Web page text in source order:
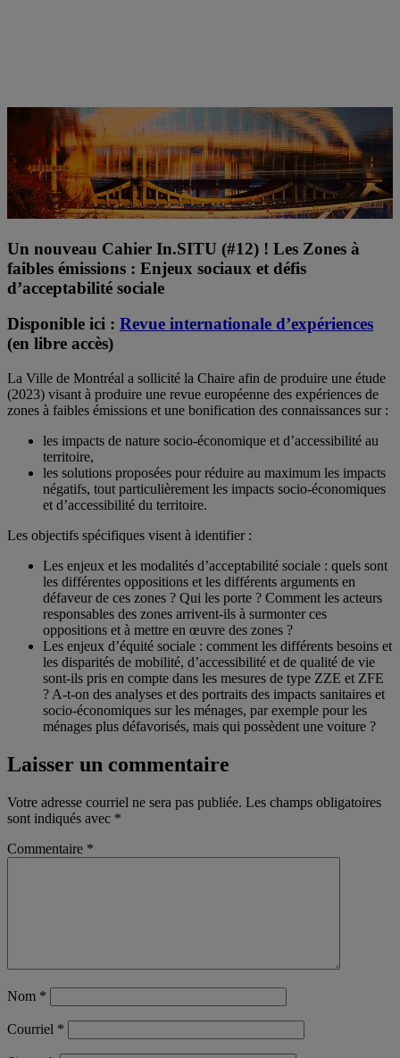
Un nouveau Cahier In.SITU (#12) ! Les Zones à
faibles émissions : Enjeux sociaux et défis
d’acceptabilité sociale
Disponible ici : Revue internationale d’expériences
(en libre accès)
La Ville de Montréal a sollicité la Chaire afin de produire une étude
(2023) visant à produire une revue européenne des expériences de
zones à faibles émissions et une bonification des connaissances sur :
les impacts de nature socio-économique et d’accessibilité au
territoire,
les solutions proposées pour réduire au maximum les impacts
négatifs, tout particulièrement les impacts socio-économiques
et d’accessibilité du territoire.
Les objectifs spécifiques visent à identifier :
Les enjeux et les modalités d’acceptabilité sociale : quels sont
les différentes oppositions et les différents arguments en
défaveur de ces zones ? Qui les porte ? Comment les acteurs
responsables des zones arrivent-ils à surmonter ces
oppositions et à mettre en œuvre des zones ?
Les enjeux d’équité sociale : comment les différents besoins et
les disparités de mobilité, d’accessibilité et de qualité de vie
sont-ils pris en compte dans les mesures de type ZZE et ZFE
? A-t-on des analyses et des portraits des impacts sanitaires et
socio-économiques sur les ménages, par exemple pour les
ménages plus défavorisés, mais qui possèdent une voiture ?
Laisser un commentaire
Votre adresse courriel ne sera pas publiée. Les champs obligatoires
sont indiqués avec *
Commentaire *
Nom *
Courriel *